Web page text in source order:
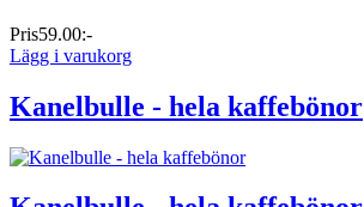
Pris59.00:-
Lägg i varukorg
Kanelbulle - hela kaffebönor